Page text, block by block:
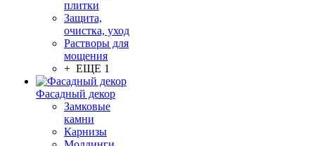
плитки
Защита,
очистка, уход
Растворы для
мощения
+ ЕЩЕ 1
Фасадный декор
Замковые
камни
Карнизы